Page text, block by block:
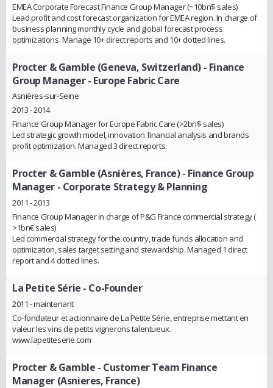
EMEA Corporate Forecast Finance Group Manager (~10bn$ sales)
Lead profit and cost forecast organization for EMEA region. In charge of
business planning monthly cycle and global forecast process
optimizations. Manage 10+ direct reports and 10+ dotted lines.
Procter & Gamble (Geneva, Switzerland) - Finance
Group Manager - Europe Fabric Care
Asnières-sur-Seine
2013 - 2014
Finance Group Manager for Europe Fabric Care (>2bn$ sales)
Led strategic growth model, innovation financial analysis and brands
profit optimization. Managed 3 direct reports.
Procter & Gamble (Asnières, France)- Finance Group
Manager - Corporate Strategy & Planning
2011 - 2013
Finance Group Manager in charge of P&G France commercial strategy (
>1bn€ sales)
Led commercial strategy for the country, trade funds allocation and
optimization, sales target setting and stewardship. Managed 1 direct
report and 4 dotted lines.
La Petite Série - Co-Founder
2011 - maintenant
Co-fondateur et actionnaire de La Petite Série, entreprise mettant en
valeur les vins de petits vignerons talentueux.
www.lapetiteserie.com
Procter & Gamble - Customer Team Finance
Manager (Asnieres, France)